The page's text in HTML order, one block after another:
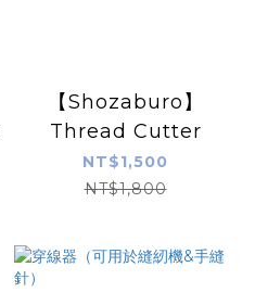
【Shozaburo】
Thread Cutter
NT$1,500
NT$1,800